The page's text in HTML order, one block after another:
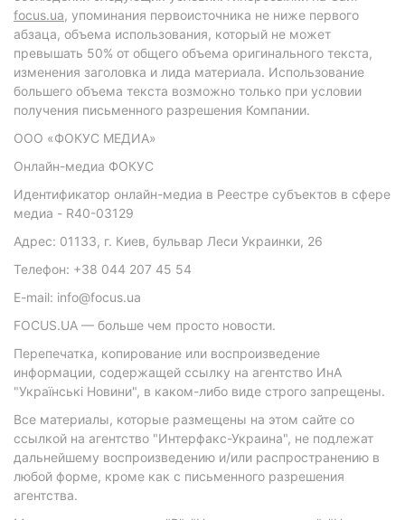
focus.ua, упоминания первоисточника не ниже первого
абзаца, объема использования, который не может
превышать 50% от общего объема оригинального текста,
изменения заголовка и лида материала. Использование
большего объема текста возможно только при условии
получения письменного разрешения Компании.
ООО «ФОКУС МЕДИА»
Онлайн-медиа ФОКУС
Идентификатор онлайн-медиа в Реестре субъектов в сфере
медиа - R40-03129
Адрес: 01133, г. Киев, бульвар Леси Украинки, 26
Телефон: +38 044 207 45 54
E-mail: info@focus.ua
FOCUS.UA — больше чем просто новости.
Перепечатка, копирование или воспроизведение
информации, содержащей ссылку на агентство ИнА
"Українські Новини", в каком-либо виде строго запрещены.
Все материалы, которые размещены на этом сайте со
ссылкой на агентство "Интерфакс-Украина", не подлежат
дальнейшему воспроизведению и/или распространению в
любой форме, кроме как с письменного разрешения
агентства.